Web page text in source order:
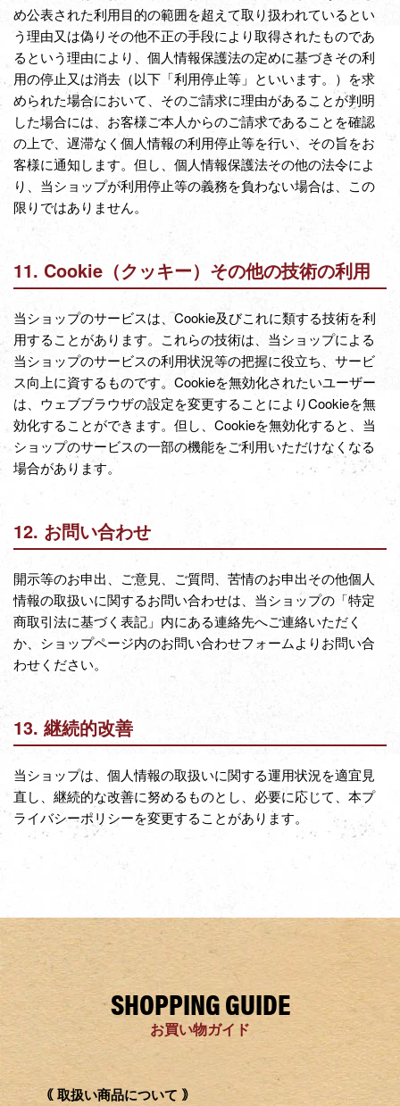
め公表された利用目的の範囲を超えて取り扱われているとい
う理由又は偽りその他不正の手段により取得されたものであ
るという理由により、個人情報保護法の定めに基づきその利
用の停止又は消去（以下「利用停止等」といいます。）を求
められた場合において、そのご請求に理由があることが判明
した場合には、お客様ご本人からのご請求であることを確認
の上で、遅滞なく個人情報の利用停止等を行い、その旨をお
客様に通知します。但し、個人情報保護法その他の法令によ
り、当ショップが利用停止等の義務を負わない場合は、この
限りではありません。
11. Cookie（クッキー）その他の技術の利用
当ショップのサービスは、Cookie及びこれに類する技術を利
用することがあります。これらの技術は、当ショップによる
当ショップのサービスの利用状況等の把握に役立ち、サービ
ス向上に資するものです。Cookieを無効化されたいユーザー
は、ウェブブラウザの設定を変更することによりCookieを無
効化することができます。但し、Cookieを無効化すると、当
ショップのサービスの一部の機能をご利用いただけなくなる
場合があります。
12. お問い合わせ
開示等のお申出、ご意見、ご質問、苦情のお申出その他個人
情報の取扱いに関するお問い合わせは、当ショップの「特定
商取引法に基づく表記」内にある連絡先へご連絡いただく
か、ショップページ内のお問い合わせフォームよりお問い合
わせください。
13. 継続的改善
当ショップは、個人情報の取扱いに関する運用状況を適宜見
直し、継続的な改善に努めるものとし、必要に応じて、本プ
ライバシーポリシーを変更することがあります。
SHOPPING GUIDE
お買い物ガイド
｟ 取扱い商品について ｠